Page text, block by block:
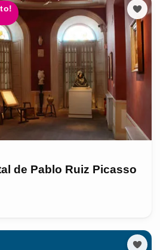
de Pablo Ruiz Picasso